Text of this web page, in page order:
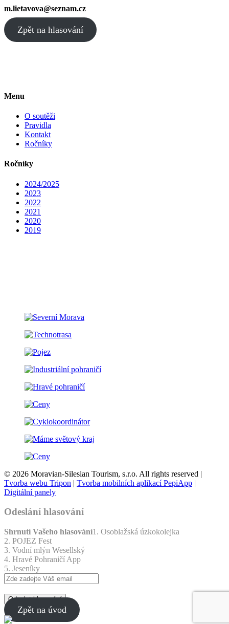
m.lietavova@seznam.cz
Zpět na hlasování
Menu
O soutěži
Pravidla
Kontakt
Ročníky
Ročníky
2024/2025
2023
2022
2021
2020
2019
© 2026 Moravian-Silesian Tourism, s.r.o. All rights reserved |
Tvorba webu Tripon | Tvorba mobilních aplikací PepiApp |
Digitální panely
Odeslání hlasování
Shrnutí Vašeho hlasování1. Osoblažská úzkokolejka
2. POJEZ Fest
3. Vodní mlýn Wesellský
4. Hravé Pohraničí App
5. Jeseníky
Odeslat hlasování
Zpět na úvod